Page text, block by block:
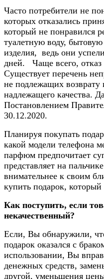
Часто потребители не
которых отказались
который не понравился
туалетную воду,
изделия, ведь они
дней. Чаще всего, отказ
Существует перечень
не подлежащих возврату
надлежащего качества.
Постановлением
30.12.2020.
Планируя покупать
какой модели телефона
парфюм предпочитает
представляет на
внимательнее к своим
купить подарок, который
Как поступить, если
некачественный?
Если, Вы обнаружили,
подарок оказался с
использовании, Вы
денежных средств,
другой, уменьшения